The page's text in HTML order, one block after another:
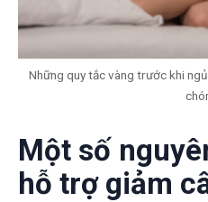
Những quy tắc vàng trước khi
Một số
hỗ trợ giảm